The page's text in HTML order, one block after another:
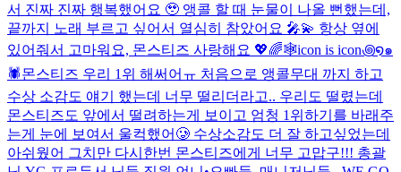
서 진짜 진짜 행복했어요 🥹 앵콜 할 때 눈물이 나올 뻔했는데,
끝까지 노래 부르고 싶어서 열심히 참았어요 🎤💫 항상 옆에
있어줘서 고마워요, 몬스티즈 사랑해요 💖🌈🕸️icon is icon꩜໑๑
🕷️몬스티즈 우리 1위 해써어ㅠ 처음으로 앵콜무대 까지 하고
수상 소감도 얘기 했는데 너무 떨리더라고.. 우리도 떨렸는데
몬스티즈도 앞에서 떨려하는게 보이고 엄청 1위하기를 바래주
는게 눈에 보여서 울컥했어🥲 수상소감도 더 잘 하고싶었는데
아쉬웠어 그치만 다시한번 몬스티즈에게 너무 고맙구!!! 총괄